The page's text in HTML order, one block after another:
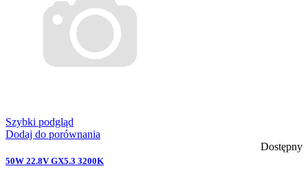
Szybki podgląd
Dodaj do porównania
Dostępny
50W 22.8V GX5.3 3200K